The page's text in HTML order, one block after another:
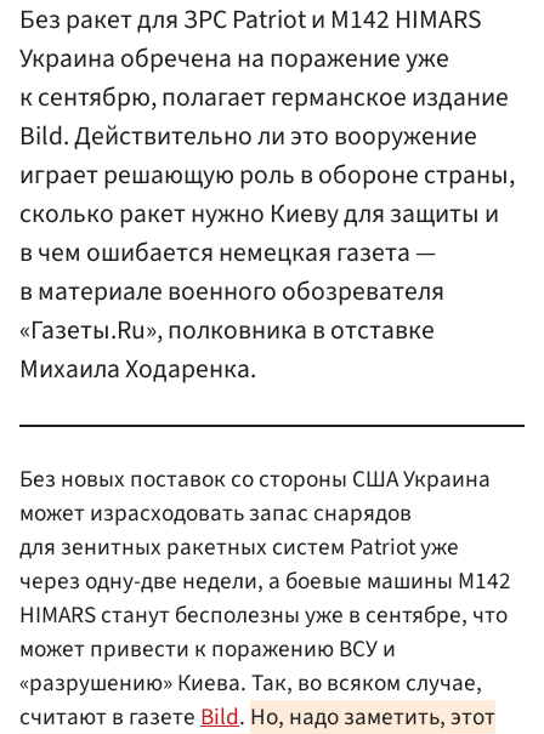
Без ракет для ЗРС Patriot и М142 HIMARS
Украина обречена на поражение уже
к сентябрю, полагает германское издание
Bild. Действительно ли это вооружение
играет решающую роль в обороне страны,
сколько ракет нужно Киеву для защиты и
в чем ошибается немецкая газета —
в материале военного обозревателя
«Газеты.Ru», полковника в отставке
Михаила Ходаренка.
Без новых поставок со стороны США Украина
может израсходовать запас снарядов
для зенитных ракетных систем Patriot уже
через одну-две недели, а боевые машины М142
HIMARS станут бесполезны уже в сентябре, что
может привести к поражению ВСУ и
«разрушению» Киева. Так, во всяком случае,
считают в газетеBild. Но, надо заметить, этот